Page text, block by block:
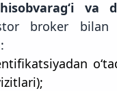
va
broker bilan